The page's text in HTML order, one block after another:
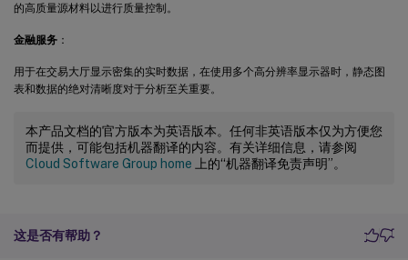
的高质量源材料以进行质量控制。
金融服务 ：
用于在交易大厅显示密集的实时数据，在使用多个高分辨率显示器时，静态图
表和数据的绝对清晰度对于分析至关重要。
本产品文档的官方版本为英语版本。任何非英语版本仅为方便您
而提供，可能包括机器翻译的内容。有关详细信息，请参阅
Cloud Software Group home 上的“机器翻译免责声明”。
这是否有帮助？